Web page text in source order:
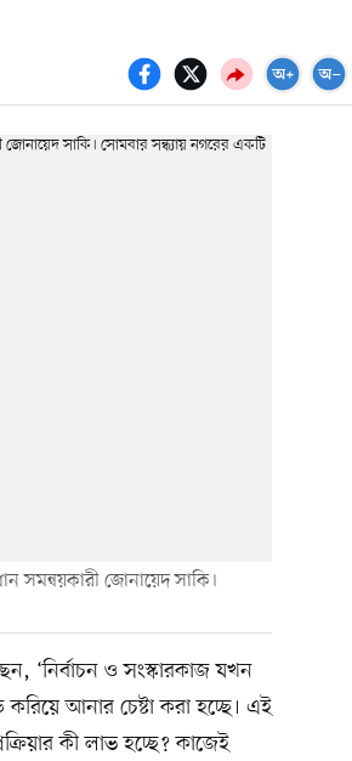
সমন্বয়কারী জোনায়েদ সাকি।
‘নির্বাচন ও সংস্কারকাজ যখন
আনার চেষ্টা করা হচ্ছে। এই
কী লাভ হচ্ছে? কাজেই